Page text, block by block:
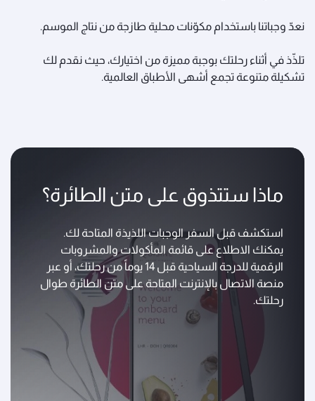
نعدّ وجباتنا باستخدام مكوّنات محلية طازجة من نتاج الموسم.
تلذّذ في أثناء رحلتك بوجبة مميزة من اختيارك، حيث نقدم لك
تشكيلة متنوعة تجمع أشهى الأطباق العالمية.
ماذا ستتذوق على متن الطائرة؟
استكشف قبل السفر الوجبات اللذيذة المتاحة لك.
يمكنك الاطلاع على قائمة المأكولات والمشروبات
الرقمية للدرجة السياحية قبل 14 يوماً من رحلتك، أو عبر
منصة الاتصال بالإنترنت المتاحة على متن الطائرة طوال
رحلتك.